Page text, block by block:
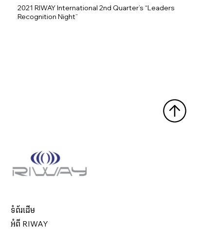
2021 RIWAY International 2nd Quarter’s “Leaders
Recognition Night”
ទំព័រដើម
អំពី RIWAY